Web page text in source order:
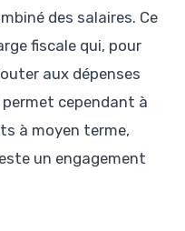
des salaires. Ce
fiscale qui, pour
aux dépenses
cependant à
à moyen terme,
un engagement